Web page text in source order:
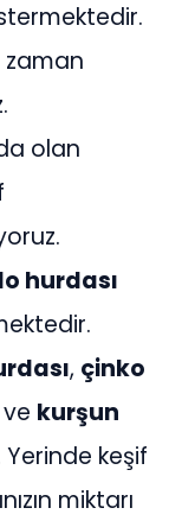
zaman
olan
hurdası
, çinko
ve kurşun
Yerinde keşif
miktarı